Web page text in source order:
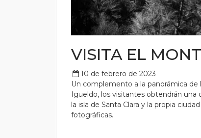
VISITA EL
10 de febrero de 2023
Un complemento a la panorámica de
Igueldo, los visitantes obtendrán una
la isla de Santa Clara y la propia
fotográficas.